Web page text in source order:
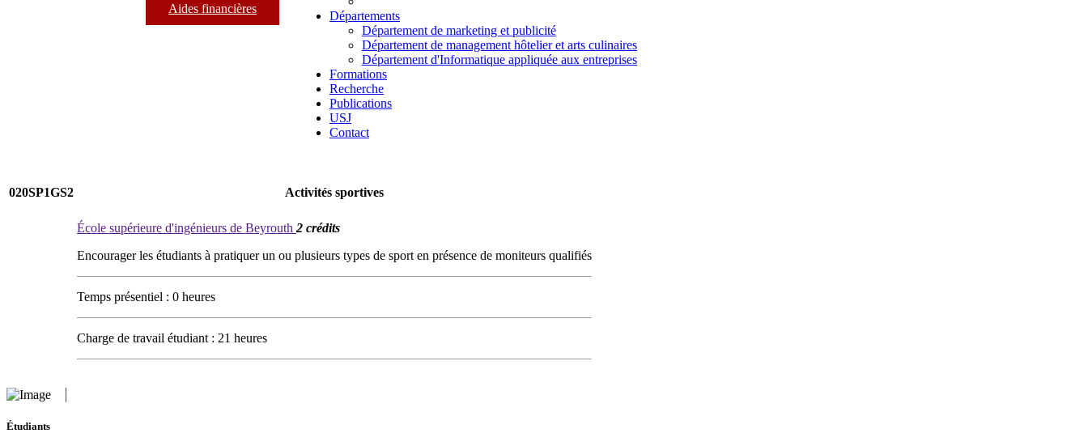
Aides financières
Départements
Département de marketing et publicité
Département de management hôtelier et arts culinaires
Département d'Informatique appliquée aux entreprises
Formations
Recherche
Publications
USJ
Contact
020SP1GS2 Activités sportives
École supérieure d'ingénieurs de Beyrouth 2 crédits
Encourager les étudiants à pratiquer un ou plusieurs types de sport en présence de moniteurs qualifiés
Temps présentiel : 0 heures
Charge de travail étudiant : 21 heures
Étudiants